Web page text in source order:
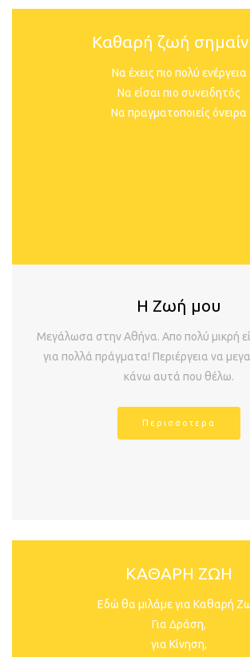
Καθαρή ζωή
Να έχεις πιο πολύ ενέργεια
Να είσαι πιο συνειδητός
Να πραγματοποιείς όνειρα
Η Ζωή μου
Μεγάλωσα στην Αθήνα. Απο πολύ μικρή
για πολλά πράγματα! Περιέργεια να
κάνω αυτά που θέλω.
Περισσοτερα
ΚΑΘΑΡΗ ΖΩΗ
Εδώ θα μιλάμε για Καθαρή
Για Δράση,
για Κίνηση,